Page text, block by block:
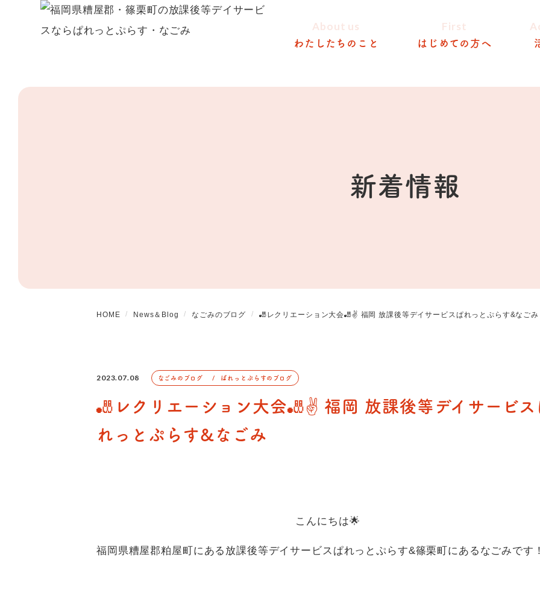
About us
わたしたちのこと
First
はじめての方へ
新着情報
HOME News＆Blog なごみのブログ 🎳レクリエーション大会🎳✌️ 福岡 放課後等デイサービスぱれっとぷらす&なごみ
2023.07.08 なごみのブログ ぱれっとぷらすのブログ
🎳レクリエーション大会🎳✌️ 福岡 放課後等デイサービ
れっとぷらす&なごみ
こんにちは🌟
福岡県糟屋郡粕屋町にある放課後等デイサービスぱれっとぷらす&篠栗町にあるなごみです